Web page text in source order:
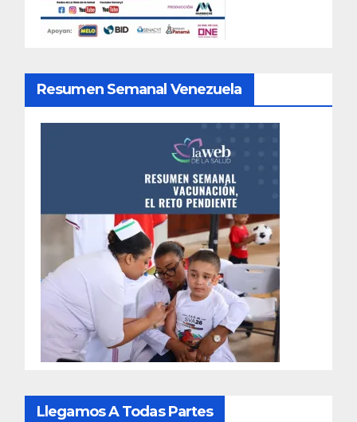
Resumen Semanal Venezuela
Llegamos A Todas Partes